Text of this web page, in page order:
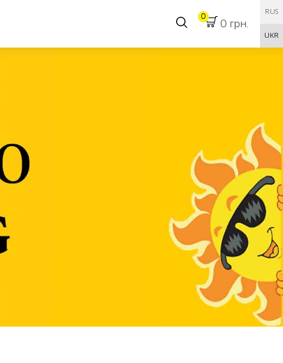
0
0 грн.
RUS
UKR